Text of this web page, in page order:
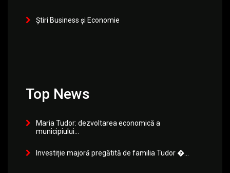
Știri Business și Economie
Top News
Maria Tudor: dezvoltarea economică a
municipiului...
Investiție majoră pregătită de familia Tudor �...